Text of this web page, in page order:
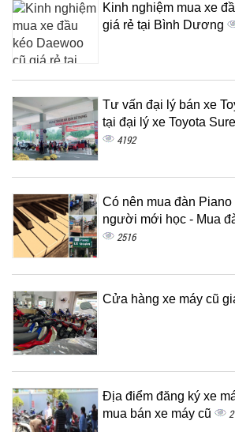
Kinh nghiệm mua xe
giá rẻ tại Bình Dương
Tư vấn đại lý bán xe
tại đại lý xe Toyota
4192
Có nên mua đàn
người mới học - Mua
2516
Cửa hàng xe máy cũ
Địa điểm đăng ký xe
mua bán xe máy cũ